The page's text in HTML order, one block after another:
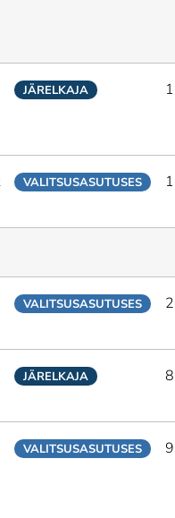
JÄRELKAJA
VALITSUSASUTUSES
VALITSUSASUTUSES
JÄRELKAJA
VALITSUSASUTUSES